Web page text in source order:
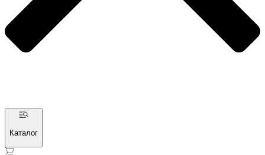
Каталог